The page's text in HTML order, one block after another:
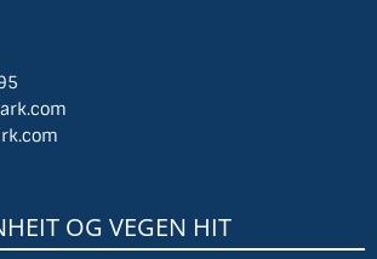
OG VEGEN HIT